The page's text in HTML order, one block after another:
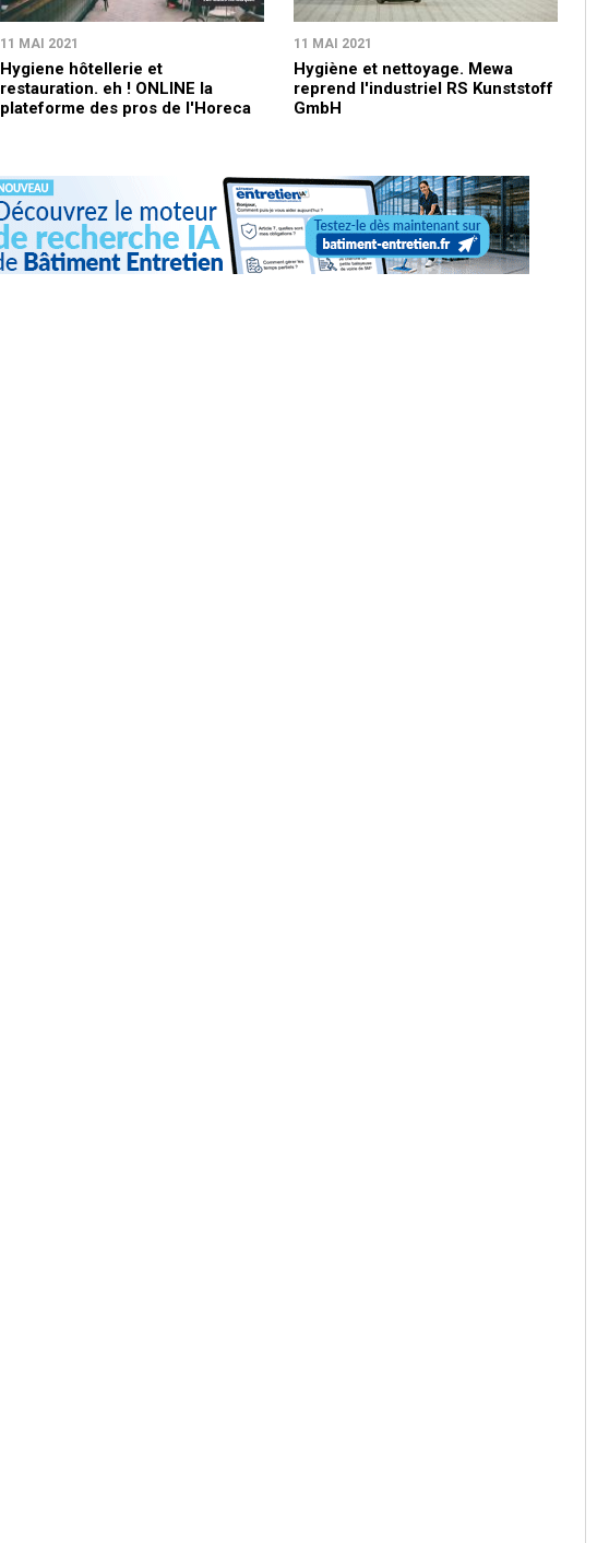
11 MAI 2021
Hygiene hôtellerie et
restauration. eh ! ONLINE la
plateforme des pros de l'Horeca
11 MAI 2021
Hygiène et nettoyage. Mewa
reprend l'industriel RS Kunststoff
GmbH